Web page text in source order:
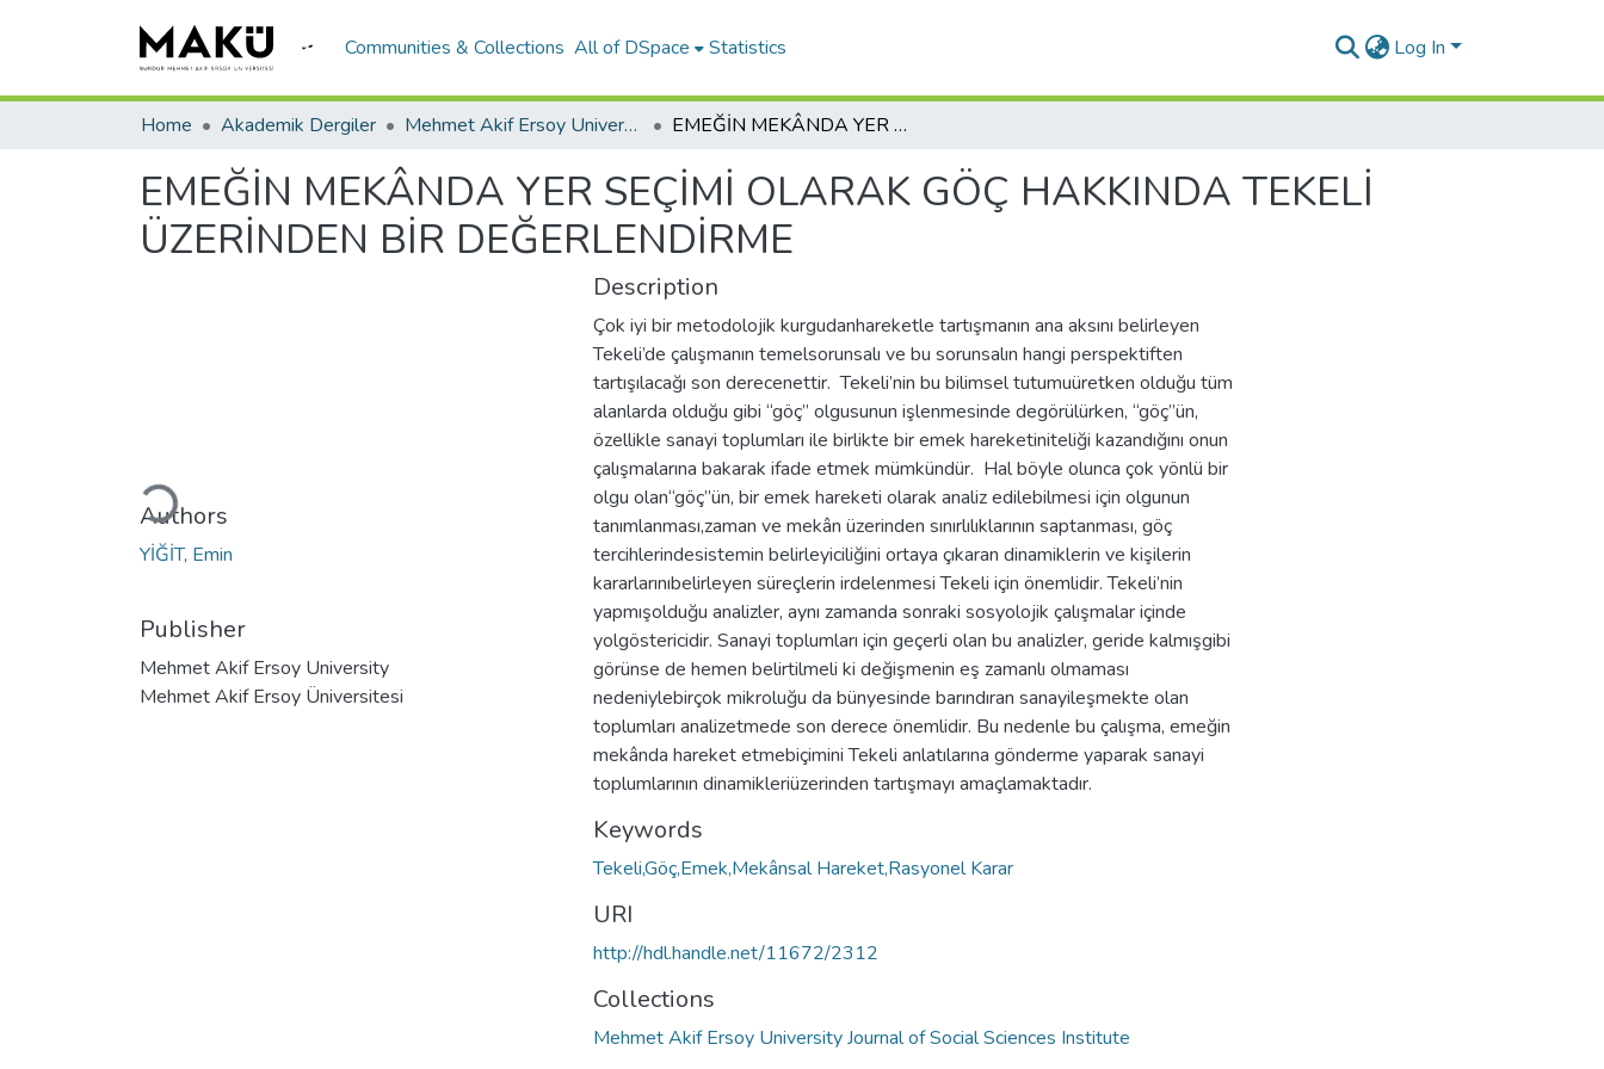
Communities & Collections All of DSpace Statistics Log In
Home Akademik Dergiler Mehmet Akif Ersoy University Journal of Social Sciences Institute EMEĞİN MEKÂNDA YER SEÇİMİ OLARAK GÖÇ HAKKINDA TEKELİ ÜZERİNDEN BİR DEĞERLENDİRME
EMEĞİN MEKÂNDA YER SEÇİMİ OLARAK GÖÇ HAKKINDA TEKELİ
ÜZERİNDEN BİR DEĞERLENDİRME
Loading...
Authors
YİĞİT, Emin
Publisher
Mehmet Akif Ersoy University
Mehmet Akif Ersoy Üniversitesi
Description
Çok iyi bir metodolojik kurgudanhareketle tartışmanın ana aksını belirleyen
Tekeli’de çalışmanın temelsorunsalı ve bu sorunsalın hangi perspektiften
tartışılacağı son derecenettir. Tekeli’nin bu bilimsel tutumuüretken olduğu tüm
alanlarda olduğu gibi “göç” olgusunun işlenmesinde degörülürken, “göç”ün,
özellikle sanayi toplumları ile birlikte bir emek hareketiniteliği kazandığını onun
çalışmalarına bakarak ifade etmek mümkündür. Hal böyle olunca çok yönlü bir
olgu olan“göç”ün, bir emek hareketi olarak analiz edilebilmesi için olgunun
tanımlanması,zaman ve mekân üzerinden sınırlılıklarının saptanması, göç
tercihlerindesistemin belirleyiciliğini ortaya çıkaran dinamiklerin ve kişilerin
kararlarınıbelirleyen süreçlerin irdelenmesi Tekeli için önemlidir. Tekeli’nin
yapmışolduğu analizler, aynı zamanda sonraki sosyolojik çalışmalar içinde
yolgöstericidir. Sanayi toplumları için geçerli olan bu analizler, geride kalmışgibi
görünse de hemen belirtilmeli ki değişmenin eş zamanlı olmaması
nedeniylebirçok mikroluğu da bünyesinde barındıran sanayileşmekte olan
toplumları analizetmede son derece önemlidir. Bu nedenle bu çalışma, emeğin
mekânda hareket etmebiçimini Tekeli anlatılarına gönderme yaparak sanayi
toplumlarının dinamikleriüzerinden tartışmayı amaçlamaktadır.
Keywords
Tekeli,Göç,Emek,Mekânsal Hareket,Rasyonel Karar
URI
http://hdl.handle.net/11672/2312
Collections
Mehmet Akif Ersoy University Journal of Social Sciences Institute